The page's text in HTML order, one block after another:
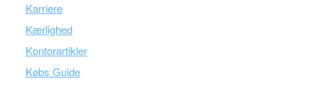
Karriere
Kærlighed
Kontorartikler
Købs Guide